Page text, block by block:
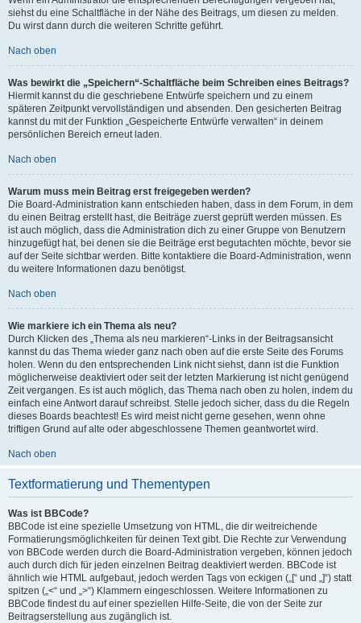
siehst du eine Schaltfläche in der Nähe des Beitrags, um diesen zu melden.
Du wirst dann durch die weiteren Schritte geführt.
Nach oben
Was bewirkt die „Speichern“-Schaltfläche beim Schreiben eines Beitrags?
Hiermit kannst du die geschriebene Entwürfe speichern und zu einem
späteren Zeitpunkt vervollständigen und absenden. Den gesicherten Beitrag
kannst du mit der Funktion „Gespeicherte Entwürfe verwalten“ in deinem
persönlichen Bereich erneut laden.
Nach oben
Warum muss mein Beitrag erst freigegeben werden?
Die Board-Administration kann entschieden haben, dass in dem Forum, in dem
du einen Beitrag erstellt hast, die Beiträge zuerst geprüft werden müssen. Es
ist auch möglich, dass die Administration dich zu einer Gruppe von Benutzern
hinzugefügt hat, bei denen sie die Beiträge erst begutachten möchte, bevor sie
auf der Seite sichtbar werden. Bitte kontaktiere die Board-Administration, wenn
du weitere Informationen dazu benötigst.
Nach oben
Wie markiere ich ein Thema als neu?
Durch Klicken des „Thema als neu markieren“-Links in der Beitragsansicht
kannst du das Thema wieder ganz nach oben auf die erste Seite des Forums
holen. Wenn du den entsprechenden Link nicht siehst, dann ist die Funktion
möglicherweise deaktiviert oder seit der letzten Markierung ist nicht genügend
Zeit vergangen. Es ist auch möglich, das Thema nach oben zu holen, indem du
einfach eine Antwort darauf schreibst. Stelle jedoch sicher, dass du die Regeln
dieses Boards beachtest! Es wird meist nicht gerne gesehen, wenn ohne
triftigen Grund auf alte oder abgeschlossene Themen geantwortet wird.
Nach oben
Textformatierung und Thementypen
Was ist BBCode?
BBCode ist eine spezielle Umsetzung von HTML, die dir weitreichende
Formatierungsmöglichkeiten für deinen Text gibt. Die Rechte zur Verwendung
von BBCode werden durch die Board-Administration vergeben, können jedoch
auch durch dich für jeden einzelnen Beitrag deaktiviert werden. BBCode ist
ähnlich wie HTML aufgebaut, jedoch werden Tags von eckigen („[“ und „]“) statt
spitzen („<“ und „>“) Klammern eingeschlossen. Weitere Informationen zu
BBCode findest du auf einer speziellen Hilfe-Seite, die von der Seite zur
Beitragserstellung aus zugänglich ist.